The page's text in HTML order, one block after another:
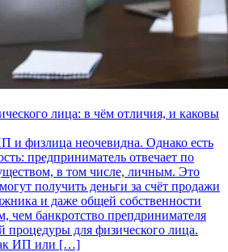
лица: в чём отличия, и каковы
и физлица неочевидна. Однако есть
предприниматель отвечает по
в том числе, личным. Это
получить деньги за счёт продажи
и даже общей собственности
чем банкротство препдринимателя
процедуры для физического лица.
ИП или […]